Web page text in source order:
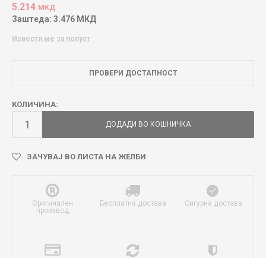
5.214 МКД
Заштеда: 3.476 МКД
Извести ме за попуст
ПРОВЕРИ ДОСТАПНОСТ
КОЛИЧИНА:
ДОДАДИ ВО КОШНИЧКА
ЗАЧУВАЈ ВО ЛИСТА НА ЖЕЛБИ
Оригинален
производ
Бесплатна достава Сигурна достава